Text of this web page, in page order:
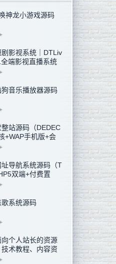
神龙小游戏源码
剧影视系统｜DTLiv
端影视直播系统
版（新增邮箱注
音乐播放器源码
站源码（DEDEC
+WAP手机版+会
址导航系统源码（T
双端+付费置
系统源码
个人站长的资源
术教程、内容资
的 WordPress 主